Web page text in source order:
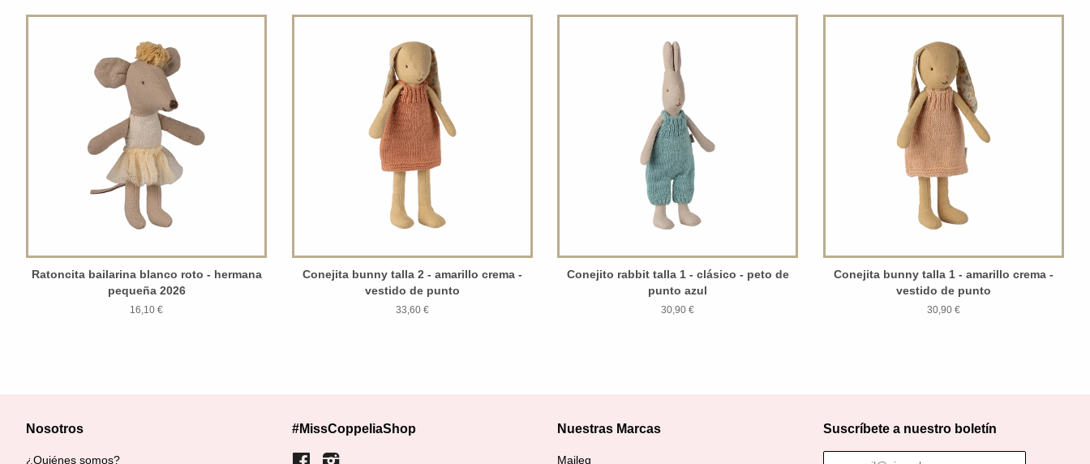
Ratoncita bailarina blanco roto - hermana
pequeña 2026
16,10 €
Conejita bunny talla 2 - amarillo crema -
vestido de punto
33,60 €
Conejito rabbit talla 1 - clásico - peto de
punto azul
30,90 €
Conejita bunny talla 1 - amarillo crema -
vestido de punto
30,90 €
Nosotros
¿Quiénes somos?
#MissCoppeliaShop
FacebookInstagram
Nuestras Marcas
Maileg
Suscríbete a nuestro boletín